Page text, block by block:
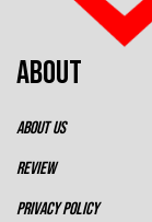
ABOUT
ABOUT US
REVIEW
PRIVACY POLICY